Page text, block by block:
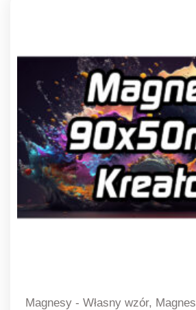
Magnesy - Własny wzór,